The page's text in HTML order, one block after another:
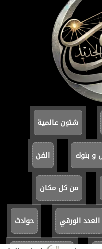
شئون عالمية
و بنوك الفن
من كل مكان
العدد الورقي حوادث